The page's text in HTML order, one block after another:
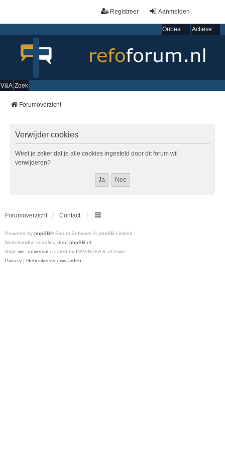
Aanmelden
Registreer
Onbeantwoorde onderwerpen Actieve onderwerpen
V&A Zoek
Forumoverzicht
Verwijder cookies
Weet je zeker dat je alle cookies ingesteld door dit forum wil
verwijderen?
Forumoverzicht Contact
Powered by phpBB® Forum Software © phpBB Limited
Nederlandse vertaling door phpBB.nl
Style we_universal created by INVENTEA & v12mike
Privacy | Gebruikersvoorwaarden